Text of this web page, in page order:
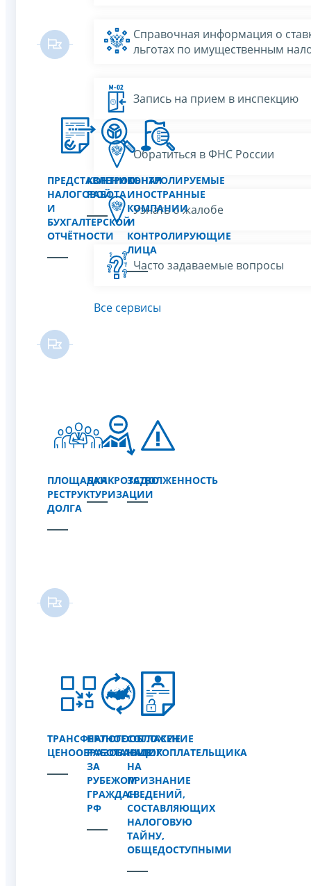
ПРЕДСТАВЛЕНИЕ
НАЛОГОВОЙ
И
БУХГАЛТЕРСКОЙ
ОТЧЁТНОСТИ
КОНТРОЛЬНАЯ
РАБОТА
КОНТРОЛИРУЕМЫЕ
ИНОСТРАННЫЕ
КОМПАНИИ
И
КОНТРОЛИРУЮЩИЕ
ЛИЦА
ПЛОЩАДКА
РЕСТРУКТУРИЗАЦИИ
ДОЛГА
БАНКРОТСТВОЗАДОЛЖЕННОСТЬ
ТРАНСФЕРТНОЕ
ЦЕНООБРАЗОВАНИЕ
НАЛОГООБЛОЖЕНИЕ
РАБОТАЮЩИХ
ЗА
РУБЕЖОМ
ГРАЖДАН
РФ
СОГЛАСИЕ
НАЛОГОПЛАТЕЛЬЩИКА
НА
ПРИЗНАНИЕ
СВЕДЕНИЙ,
СОСТАВЛЯЮЩИХ
НАЛОГОВУЮ
ТАЙНУ,
ОБЩЕДОСТУПНЫМИ
Справочная информация о
льготах по имущественным
Запись на прием в инспекцию
Обратиться в ФНС России
Узнать о жалобе
Часто задаваемые вопросы
Все сервисы